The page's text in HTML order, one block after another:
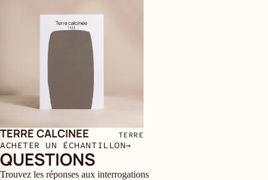
TERRE CALCINEE TERRE
ACHETER UN ÉCHANTILLON→
QUESTIONS
Trouvez les réponses aux interrogations